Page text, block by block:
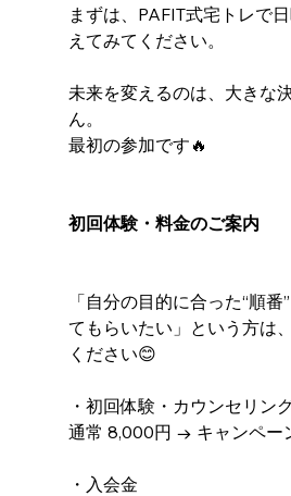
まずは、PAFIT式宅トレで
えてみてください。
未来を変えるのは、大きな
ん。
最初の参加です🔥
初回体験・料金のご案内
「自分の目的に合った“順
てもらいたい」という方は
ください😊
・初回体験・カウンセリン
通常 8,000円 → キャンペー
・入会金